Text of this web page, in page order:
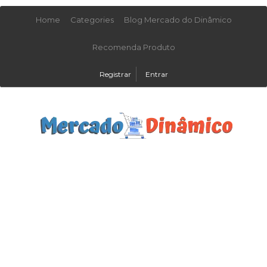
Home Categories Blog Mercado do Dinâmico
Recomenda Produto
Registrar Entrar